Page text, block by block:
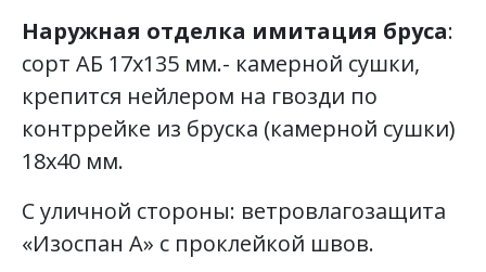
Наружная отделка имитация бруса:
сорт АБ 17х135 мм.- камерной сушки,
крепится нейлером на гвозди по
контррейке из бруска (камерной сушки)
18х40 мм.
С уличной стороны: ветровлагозащита
«Изоспан А» с проклейкой швов.